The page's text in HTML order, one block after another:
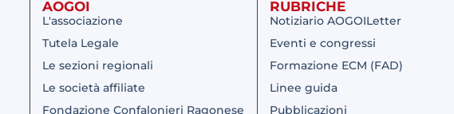
AOGOI
L'associazione
Tutela Legale
Le sezioni regionali
Le società affiliate
Fondazione Confalonieri Ragonese
RUBRICHE
Notiziario AOGOILetter
Eventi e congressi
Formazione ECM (FAD)
Linee guida
Pubblicazioni